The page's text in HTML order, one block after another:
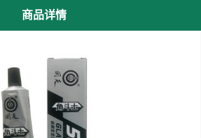
商品详情